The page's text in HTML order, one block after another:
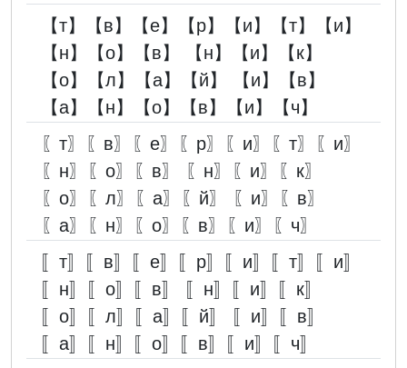
【т】【в】【е】【р】【и】【т】【и】
【н】【о】【в】 【н】【и】【к】
【о】【л】【а】【й】 【и】【в】
【а】【н】【о】【в】【и】【ч】
〖т〗〖в〗〖е〗〖р〗〖и〗〖т〗〖и〗
〖н〗〖о〗〖в〗 〖н〗〖и〗〖к〗
〖о〗〖л〗〖а〗〖й〗 〖и〗〖в〗
〖а〗〖н〗〖о〗〖в〗〖и〗〖ч〗
〚т〛〚в〛〚е〛〚р〛〚и〛〚т〛〚и〛
〚н〛〚о〛〚в〛 〚н〛〚и〛〚к〛
〚о〛〚л〛〚а〛〚й〛 〚и〛〚в〛
〚а〛〚н〛〚о〛〚в〛〚и〛〚ч〛